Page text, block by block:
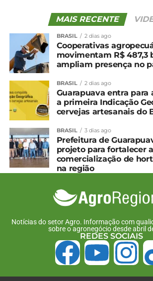
MAIS RECENTE
BRASIL 2 dias ago
Cooperativas
movimentam R$ 487,3
ampliam presença no
BRASIL 2 dias ago
Guarapuava entra para
a primeira Indicação
cervejas artesanais do
BRASIL 3 dias ago
Prefeitura de
projeto para fortalecer a
comercialização de
na região
Notícias do setor Agro. Informação com
sobre o agronegócio desde abril
REDES SOCIAIS